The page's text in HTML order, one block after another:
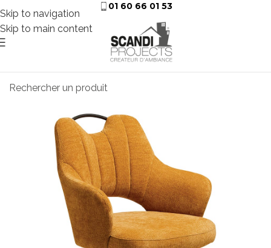
Skip to navigation
Skip to main content
01 60 66 01 53